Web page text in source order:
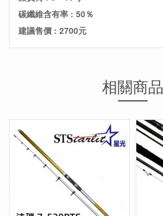
碳纖維含有率 : 50％
建議售價 : 2700元
相關商品